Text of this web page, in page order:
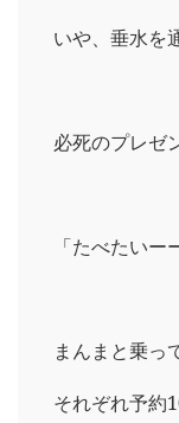
いや、垂水を
必死のプレゼ
「たべたいー
まんまと乗っ
それぞれ予約